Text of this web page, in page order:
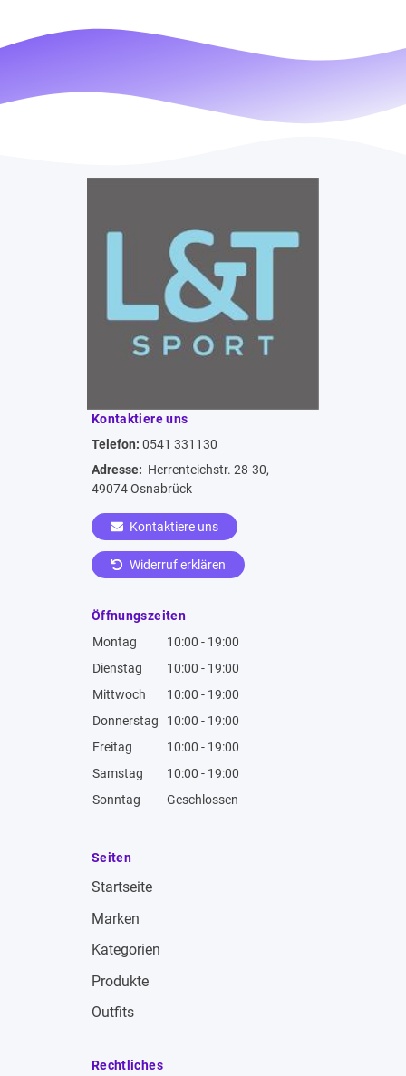
Kontaktiere uns
Telefon: 0541 331130
Adresse: Herrenteichstr. 28-30,
49074 Osnabrück
Kontaktiere uns
Widerruf erklären
Öffnungszeiten
Montag
10:00 - 19:00
Dienstag
10:00 - 19:00
Mittwoch
10:00 - 19:00
Donnerstag
10:00 - 19:00
Freitag
10:00 - 19:00
Samstag
10:00 - 19:00
Sonntag
Geschlossen
Seiten
Startseite
Marken
Kategorien
Produkte
Outfits
Rechtliches